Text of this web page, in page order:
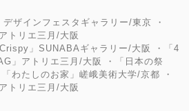
ザインフェスタギャラリー/東京 ・
トリエ三月/大阪
」SUNABAギャラリー/大阪 ・「4
」アトリエ三月/大阪 ・「日本の祭
わたしのお家」嵯峨美術大学/京都 ・
トリエ三月/大阪